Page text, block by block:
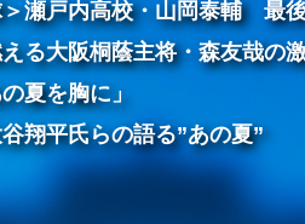
瀬戸内高校・山岡泰輔 最
る大阪桐蔭主将・森友哉の
夏を胸に」
翔平氏らの語る”あの夏”